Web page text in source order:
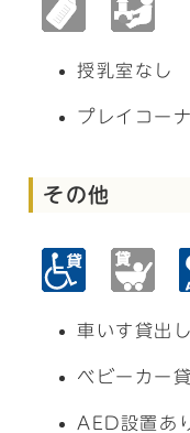
授乳室なし
プレイコー
その他
車いす貸出
ベビーカー
AED設置あ